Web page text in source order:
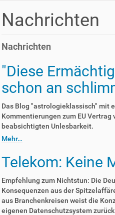
Nachrichten
Nachrichten
"Diese
schon an
Das Blog "astrologieklassisch" mit
Kommentierungen zum EU
beabsichtigten Unlesbarkeit.
Mehr…
Telekom: Keine
Empfehlung zum Nichtstun: Die
Konsequenzen aus der
aus Branchenkreisen weist die
eigenen Datenschutzsystem